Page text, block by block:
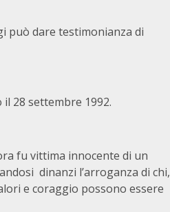
può dare testimonianza di
28 settembre 1992.
fu vittima innocente di un
dinanzi l’arroganza di chi,
e coraggio possono essere